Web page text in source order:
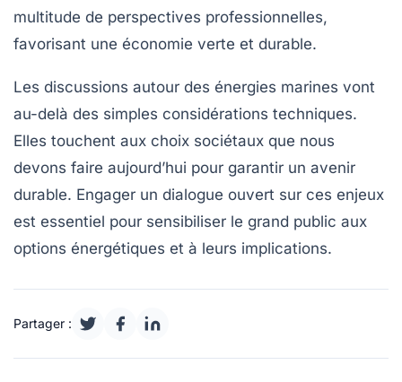
multitude de perspectives professionnelles,
favorisant une économie verte et durable.
Les discussions autour des énergies marines vont
au-delà des simples considérations techniques.
Elles touchent aux choix sociétaux que nous
devons faire aujourd’hui pour garantir un avenir
durable. Engager un dialogue ouvert sur ces enjeux
est essentiel pour sensibiliser le grand public aux
options énergétiques et à leurs implications.
Partager :